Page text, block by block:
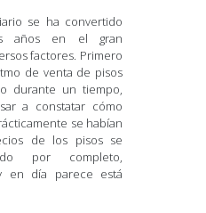
se ha convertido
años en el gran
factores. Primero
de venta de pisos
durante un tiempo,
a constatar cómo
se habían
de los pisos se
por completo,
en día parece está